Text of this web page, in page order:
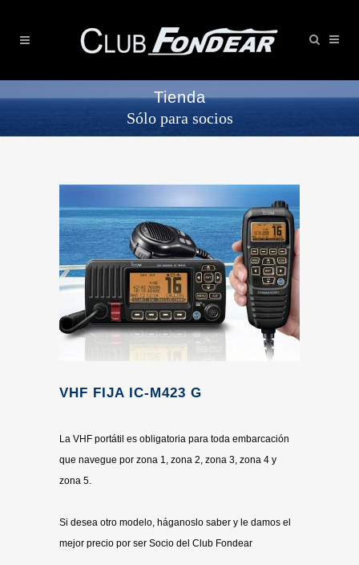
Tienda
Sólo para socios
VHF FIJA IC-M423 G
La VHF portátil es obligatoria para toda embarcación
que navegue por zona 1, zona 2, zona 3, zona 4 y
zona 5.
Si desea otro modelo, háganoslo saber y le damos el
mejor precio por ser Socio del Club Fondear